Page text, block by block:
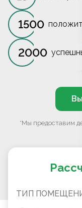
1500
2000
*Мы предоставим
ТИП